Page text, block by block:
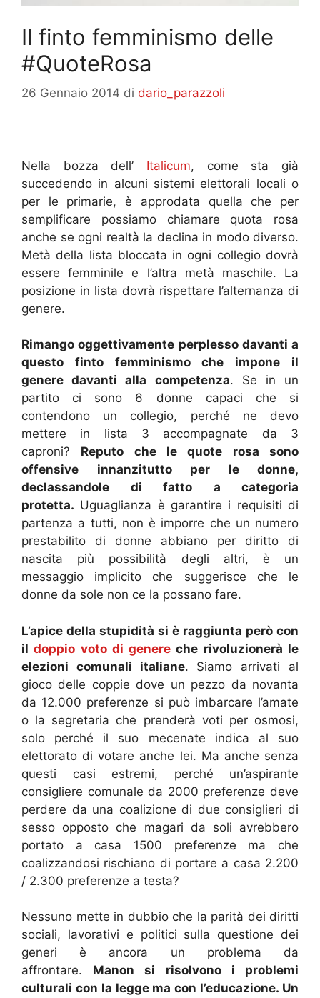
Il finto femminismo delle
#QuoteRosa
26 Gennaio 2014 di dario_parazzoli
Nella bozza dell’ Italicum, come sta già
succedendo in alcuni sistemi elettorali locali o
per le primarie, è approdata quella che per
semplificare possiamo chiamare quota rosa
anche se ogni realtà la declina in modo diverso.
Metà della lista bloccata in ogni collegio dovrà
essere femminile e l’altra metà maschile. La
posizione in lista dovrà rispettare l’alternanza di
genere.
Rimango oggettivamente perplesso davanti a
questo finto femminismo che impone il
genere davanti alla competenza. Se in un
partito ci sono 6 donne capaci che si
contendono un collegio, perché ne devo
mettere in lista 3 accompagnate da 3
caproni? Reputo che le quote rosa sono
offensive innanzitutto per le donne,
declassandole di fatto a categoria
protetta. Uguaglianza è garantire i requisiti di
partenza a tutti, non è imporre che un numero
prestabilito di donne abbiano per diritto di
nascita più possibilità degli altri, è un
messaggio implicito che suggerisce che le
donne da sole non ce la possano fare.
L’apice della stupidità si è raggiunta però con
ildoppio voto di genere che rivoluzionerà le
elezioni comunali italiane. Siamo arrivati al
gioco delle coppie dove un pezzo da novanta
da 12.000 preferenze si può imbarcare l’amate
o la segretaria che prenderà voti per osmosi,
solo perché il suo mecenate indica al suo
elettorato di votare anche lei. Ma anche senza
questi casi estremi, perché un’aspirante
consigliere comunale da 2000 preferenze deve
perdere da una coalizione di due consiglieri di
sesso opposto che magari da soli avrebbero
portato a casa 1500 preferenze ma che
coalizzandosi rischiano di portare a casa 2.200
/ 2.300 preferenze a testa?
Nessuno mette in dubbio che la parità dei diritti
sociali, lavorativi e politici sulla questione dei
generi è ancora un problema da
affrontare. Manon si risolvono i problemi
culturali con la legge ma con l’educazione. Un